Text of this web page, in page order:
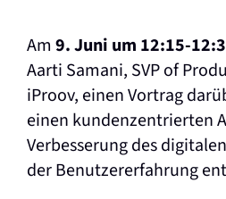
Am 9. Juni um 12:15-
Aarti Samani, SVP of
iProov, einen Vortrag
einen kundenzentrierten
Verbesserung des
der Benutzererfahrung